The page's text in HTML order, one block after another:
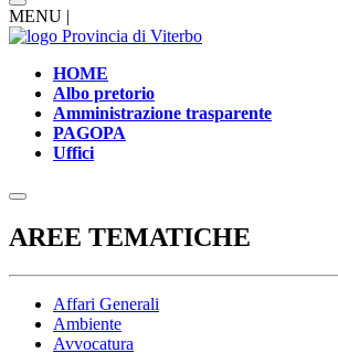
MENU |
HOME
Albo pretorio
Amministrazione trasparente
PAGOPA
Uffici
AREE TEMATICHE
Affari Generali
Ambiente
Avvocatura